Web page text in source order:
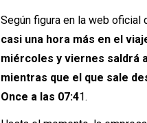
Según figura en la web oficial
casi una hora más en el
miércoles y viernes saldrá
mientras que el que sale
Once a las 07:41.